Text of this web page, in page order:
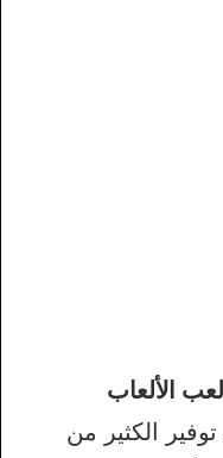
الألعاب
الكثير من